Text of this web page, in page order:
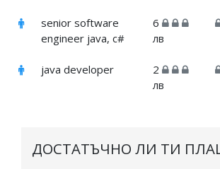
senior software
engineer java, c#
6
лв
java developer
2
лв
ДОСТАТЪЧНО ЛИ ТИ